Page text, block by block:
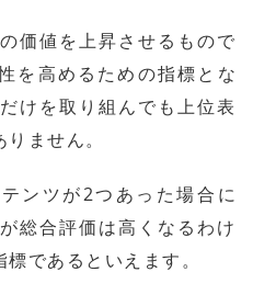
価値を上昇させるもので
を高めるための指標とな
けを取り組んでも上位表
ません。
ンツが2つあった場合に
総合評価は高くなるわけ
であるといえます。